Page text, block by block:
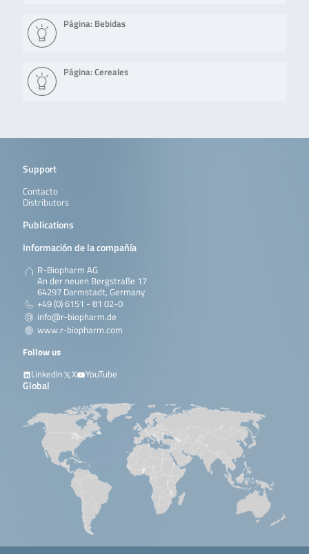
Página: Bebidas
Página: Cereales
Support
Contacto
Distributors
Publications
Información de la compañía
R-Biopharm AG
An der neuen Bergstraße 17
64297 Darmstadt, Germany
+49 (0) 6151 - 81 02-0
info@r-biopharm.de
www.r-biopharm.com
Follow us
LinkedIn
X YouTube
Global